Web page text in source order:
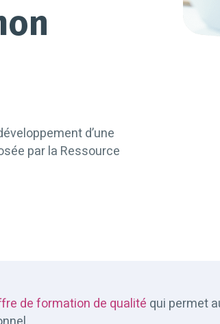
d’une
par la Ressource
de formation de qualité qui permet